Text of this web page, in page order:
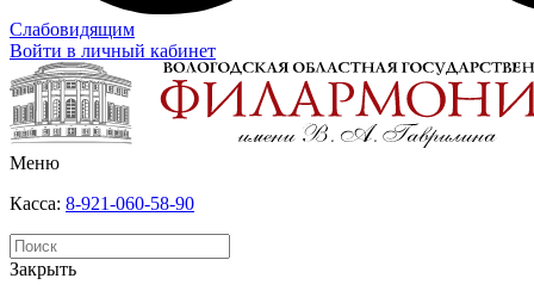
Слабовидящим
Войти в личный кабинет
Меню
Касса: 8-921-060-58-90
Закрыть